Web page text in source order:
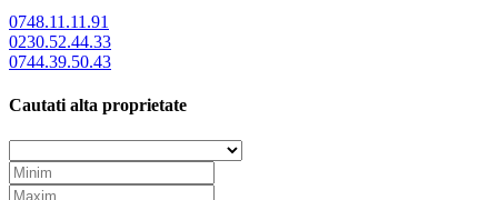
0748.11.11.91
0230.52.44.33
0744.39.50.43
Cautati alta proprietate